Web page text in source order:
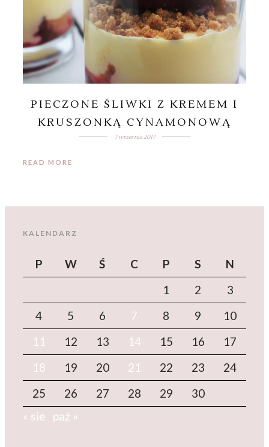
PIECZONE ŚLIWKI Z KREMEM I
KRUSZONKĄ CYNAMONOWĄ
7 września 2017
READ MORE
KALENDARZ
P W Ś C P S
N
1
2
3
4
5 6 7 8 9
10
11
12 13 14 15 16
17
18
19 20 21 22 23
24
25
26 27 28 29
30
« sie
paź »